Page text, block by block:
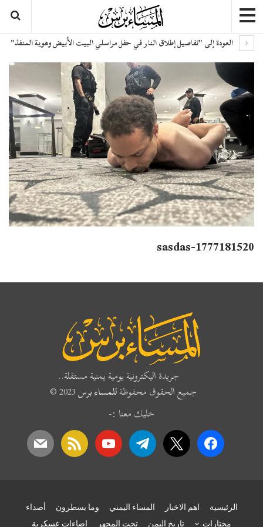
العودة إلى "تفاصيل إطلاق النار في حفل مراسلي البيت الأبيض وهوية المنفذ"
sasdas-1777181520
جريدة اليكترونية يومية يمنية مستقلة..
جميع الحقوق محفوظةللمساء برس
خليك معنا :-
facebook
x
telegram
youtube
rss
mail
الرئيسية اهم الاخبار المساء اليمني وما يسطرون
أصداء
مختارات
تاريخ اليمن تحت المجهر إضاءات عسكرية